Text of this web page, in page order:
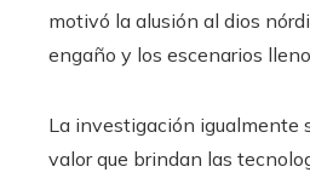
motivó la alusión al dios
engaño y los escenarios
La investigación igualmente
valor que brindan las